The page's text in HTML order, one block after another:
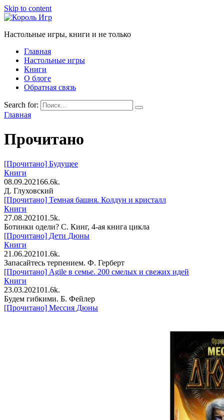
Skip to content
Настольные игры, книги и не только
Главная
Настольные игры
Книги
О блоге
Обратная связь
Search for:
Главная
Прочитано
[Прочитано] Будущее
Книги
08.09.202166.6k.
Д. Глуховский
[Прочитано] Темная башня. Колдун и кристалл
Книги
27.08.202101.5k.
Ботинки одели? С. Кинг, 4-ая книга цикла
[Прочитано] Дети Дюны
Книги
21.06.202101.6k.
Запасайтесь терпением. Ф. Герберт
[Прочитано] Agile в семье. 200 смелых и свежих идей
Книги
23.03.202101.6k.
Будем гибкими. Б. Фейлер
[Прочитано] Мессия Дюны